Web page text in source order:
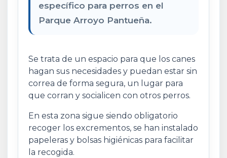
específico para perros en el
Parque Arroyo Pantueña.
Se trata de un espacio para que los canes
hagan sus necesidades y puedan estar sin
correa de forma segura, un lugar para
que corran y socialicen con otros perros.
En esta zona sigue siendo obligatorio
recoger los excrementos, se han instalado
papeleras y bolsas higiénicas para facilitar
la recogida.